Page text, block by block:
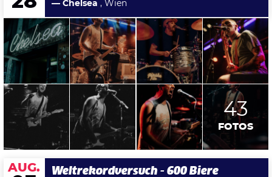
— Chelsea , Wien
43
FOTOS
AUG. Weltrekordversuch - 600 Biere